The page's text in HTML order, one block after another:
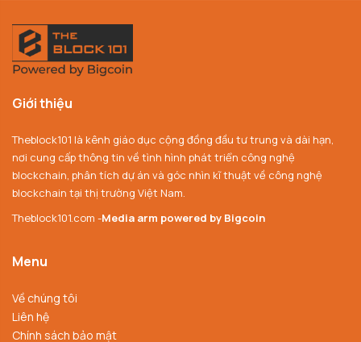
Giới thiệu
Theblock101 là kênh giáo dục cộng đồng đầu tư trung và dài hạn,
nơi cung cấp thông tin về tình hình phát triển công nghệ
blockchain, phân tích dự án và góc nhìn kĩ thuật về công nghệ
blockchain tại thị trường Việt Nam.
Theblock101.com -Media arm powered by Bigcoin
Menu
Về chúng tôi
Liên hệ
Chính sách bảo mật